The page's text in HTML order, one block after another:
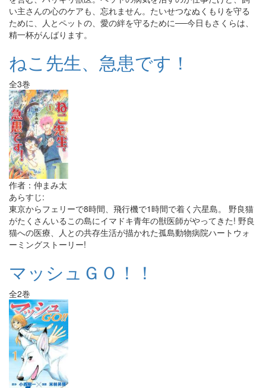
い主さんの心のケアも、忘れません。たいせつなぬくもりを守る
ために、人とペットの、愛の絆を守るために──今日もさくらは、
精一杯がんばります。
ねこ先生、急患です！
全3巻
作者：仲まみ太
あらすじ:
東京からフェリーで8時間、飛行機で1時間で着く六星島。 野良猫
がたくさんいるこの島にイマドキ青年の獣医師がやってきた! 野良
猫への医療、人との共存生活が描かれた孤島動物病院ハートウォ
ーミングストーリー!
マッシュＧＯ！！
全2巻